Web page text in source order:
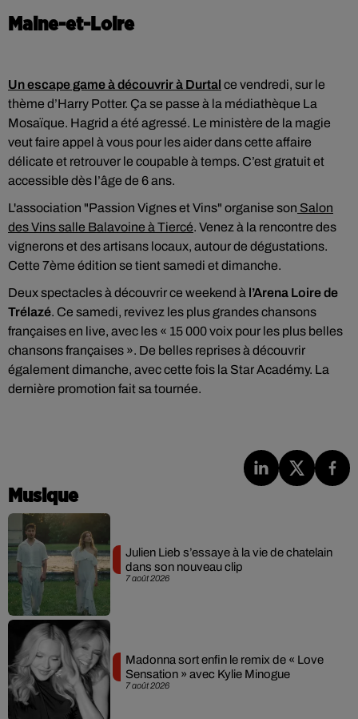
Maine-et-Loire
Un escape game à découvrir à Durtal ce vendredi, sur le
thème d’Harry Potter. Ça se passe à la médiathèque La
Mosaïque. Hagrid a été agressé. Le ministère de la magie
veut faire appel à vous pour les aider dans cette affaire
délicate et retrouver le coupable à temps. C’est gratuit et
accessible dès l’âge de 6 ans.
L'association "Passion Vignes et Vins" organise son Salon
des Vins salle Balavoine à Tiercé. Venez à la rencontre des
vignerons et des artisans locaux, autour de dégustations.
Cette 7ème édition se tient samedi et dimanche.
Deux spectacles à découvrir ce weekend à l’Arena Loire de
Trélazé. Ce samedi, revivez les plus grandes chansons
françaises en live, avec les « 15 000 voix pour les plus belles
chansons françaises ». De belles reprises à découvrir
également dimanche, avec cette fois la Star Académy. La
dernière promotion fait sa tournée.
Musique
7 août 2026
Julien Lieb s’essaye à la vie de chatelain
dans son nouveau clip
7 août 2026
Madonna sort enfin le remix de « Love
Sensation » avec Kylie Minogue